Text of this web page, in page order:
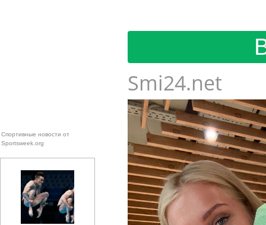
Smi24.net
Спортивные новости от
Sportsweek.org